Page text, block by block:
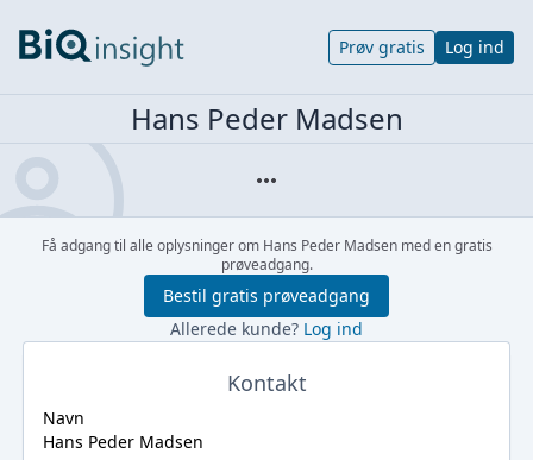
Prøv gratis Log ind
Hans Peder Madsen
Få adgang til alle oplysninger om Hans Peder Madsen med en gratis
prøveadgang.
Bestil gratis prøveadgang
Allerede kunde? Log ind
Kontakt
Navn
Hans Peder Madsen